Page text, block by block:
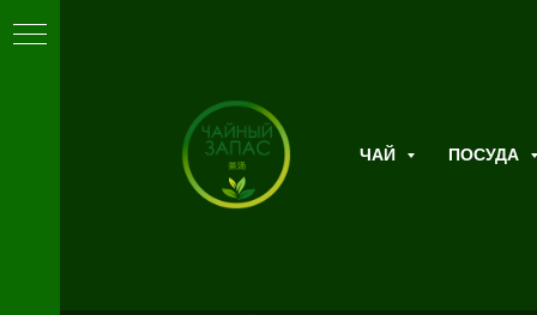
ЧАЙ ПОСУДА